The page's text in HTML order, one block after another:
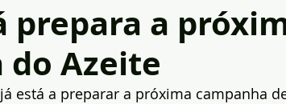
prepara a
Azeite
está a preparar a próxima campanha